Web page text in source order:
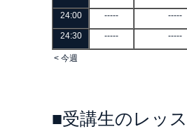
24:00 ----- -----
24:30 ----- -----
< 今週
■受講生のレッ